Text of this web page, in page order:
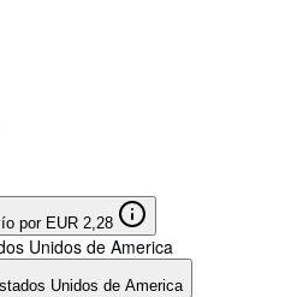
por EUR 2,28
Unidos de America
Unidos de America